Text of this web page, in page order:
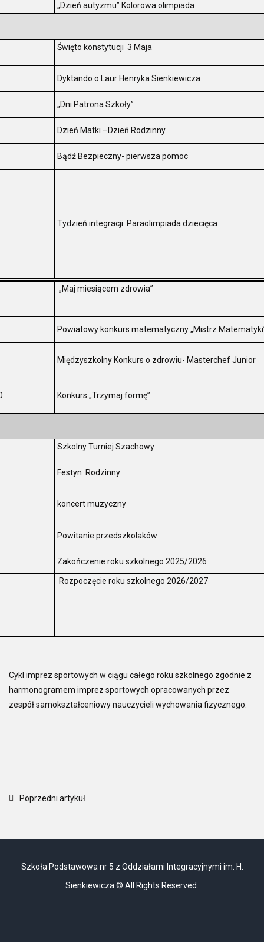
„Dzień autyzmu” Kolorowa olimpiada
Święto konstytucji 3 Maja
Dyktando o Laur Henryka Sienkiewicza
„Dni Patrona Szkoły”
Dzień Matki –Dzień Rodzinny
Bądź Bezpieczny- pierwsza pomoc
Tydzień integracji. Paraolimpiada dziecięca
„Maj miesiącem zdrowia”
Powiatowy konkurs matematyczny „Mistrz
Międzyszkolny Konkurs o zdrowiu- Masterchef Junior
Konkurs „Trzymaj formę”
Szkolny Turniej Szachowy
Festyn Rodzinny
koncert muzyczny
Powitanie przedszkolaków
Zakończenie roku szkolnego 2025/2026
Rozpoczęcie roku szkolnego 2026/2027
Cykl imprez sportowych w ciągu całego roku szkolnego zgodnie z
harmonogramem imprez sportowych opracowanych przez
zespół samokształceniowy nauczycieli wychowania fizycznego.
Poprzedni artykuł
Szkoła Podstawowa nr 5 z Oddziałami Integracyjnymi im. H.
Sienkiewicza © All Rights Reserved.